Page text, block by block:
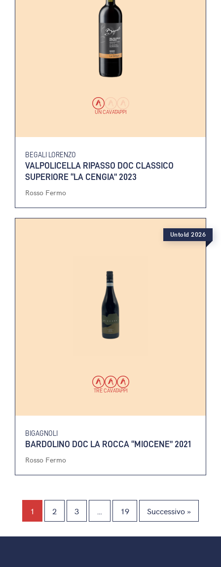
UN CAVATAPPI
BEGALI LORENZO
VALPOLICELLA RIPASSO DOC CLASSICO
SUPERIORE “LA CENGIA” 2023
Rosso Fermo
TRE CAVATAPPI
BIGAGNOLI
BARDOLINO DOC LA ROCCA “MIOCENE” 2021
Rosso Fermo
Untold 2026
1 2 3 19 Successivo »